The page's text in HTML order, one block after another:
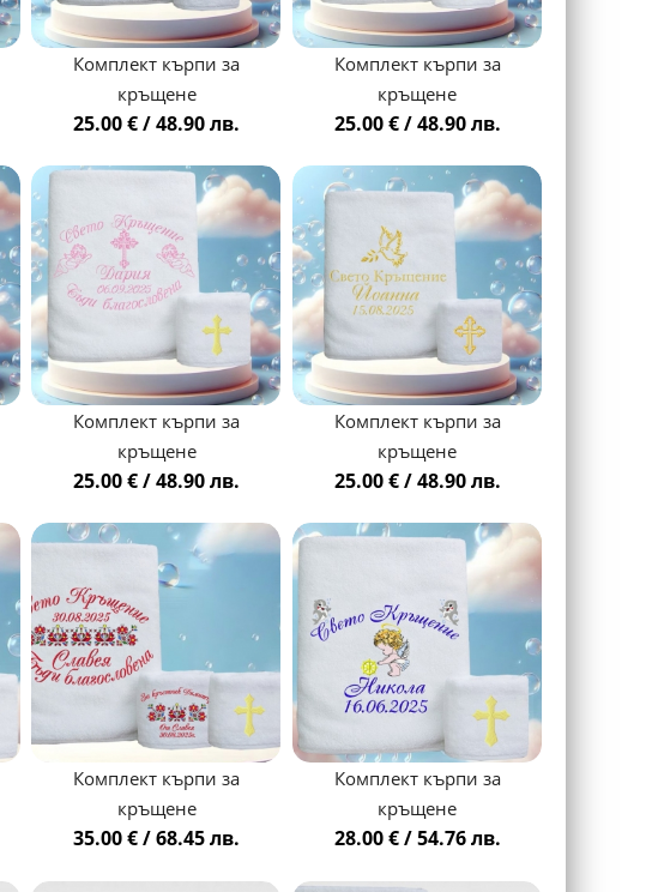
Комплект кърпи за
кръщене
25.00 € / 48.90 лв.
Комплект кърпи за
кръщене
25.00 € / 48.90 лв.
Комплект кърпи за
кръщене
25.00 € / 48.90 лв.
Комплект кърпи за
кръщене
25.00 € / 48.90 лв.
Комплект кърпи за
кръщене
35.00 € / 68.45 лв.
Комплект кърпи за
кръщене
28.00 € / 54.76 лв.